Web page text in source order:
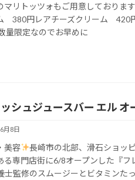
マリトッツォもご用意しております
380円レアチーズクリーム
量限定なのでお早めに
シュジュースバー エル オ
月8日
美容
長崎市の北部、滑石ショッ
る専門店街に6/8オープンした『フ
士監修のスムージーとビタミンた